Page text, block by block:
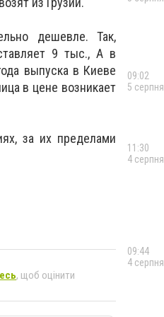
дешевле. Так,
9 тыс., А в
выпуска в Киеве
в цене возникает
за их пределами
, щоб оцінити
09:02
5 серпня
11:30
4 серпня
09:44
4 серпня